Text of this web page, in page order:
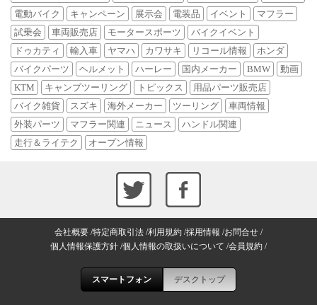
電動バイク
キャンペーン 展示会 電装品 イベント
マフラー
試乗会
車両販売店 モータースポーツ
バイクイベント
ドゥカティ
輸入車 ヤマハ カワサキ リコール情報
ホンダ
バイクパーツ
ヘルメット ハーレー 国内メーカー BMW
動画
KTM
キャンプツーリング トピックス
用品パーツ販売店
バイク雑貨
スズキ 海外メーカー ツーリング
車両情報
外装パーツ
マフラー関連 ニュース
ハンドル関連
走行＆ライテク
オープン情報
会社概要 特定商取引法 利用規約 採用情報 お問合せ
個人情報保護方針 個人情報の取扱いについて 会員規約
スマートフォン デスクトップ